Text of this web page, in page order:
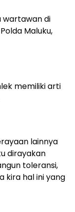
wartawan di
Maluku,
memiliki arti
lainnya
dirayakan
toleransi,
kira hal ini yang